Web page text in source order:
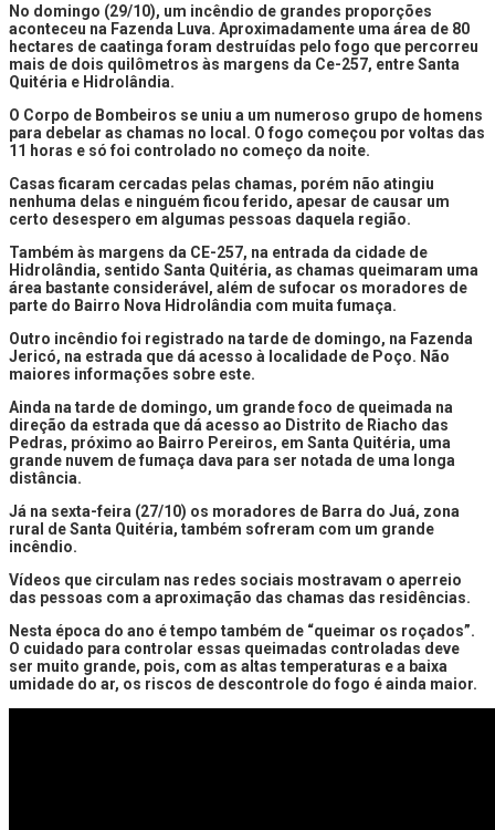
No domingo (29/10), um incêndio de grandes proporções
aconteceu na Fazenda Luva. Aproximadamente uma área de 80
hectares de caatinga foram destruídas pelo fogo que percorreu
mais de dois quilômetros às margens da Ce-257, entre Santa
Quitéria e Hidrolândia.
O Corpo de Bombeiros se uniu a um numeroso grupo de homens
para debelar as chamas no local. O fogo começou por voltas das
11 horas e só foi controlado no começo da noite.
Casas ficaram cercadas pelas chamas, porém não atingiu
nenhuma delas e ninguém ficou ferido, apesar de causar um
certo desespero em algumas pessoas daquela região.
Também às margens da CE-257, na entrada da cidade de
Hidrolândia, sentido Santa Quitéria, as chamas queimaram uma
área bastante considerável, além de sufocar os moradores de
parte do Bairro Nova Hidrolândia com muita fumaça.
Outro incêndio foi registrado na tarde de domingo, na Fazenda
Jericó, na estrada que dá acesso à localidade de Poço. Não
maiores informações sobre este.
Ainda na tarde de domingo, um grande foco de queimada na
direção da estrada que dá acesso ao Distrito de Riacho das
Pedras, próximo ao Bairro Pereiros, em Santa Quitéria, uma
grande nuvem de fumaça dava para ser notada de uma longa
distância.
Já na sexta-feira (27/10) os moradores de Barra do Juá, zona
rural de Santa Quitéria, também sofreram com um grande
incêndio.
Vídeos que circulam nas redes sociais mostravam o aperreio
das pessoas com a aproximação das chamas das residências.
Nesta época do ano é tempo também de “queimar os roçados”.
O cuidado para controlar essas queimadas controladas deve
ser muito grande, pois, com as altas temperaturas e a baixa
umidade do ar, os riscos de descontrole do fogo é ainda maior.